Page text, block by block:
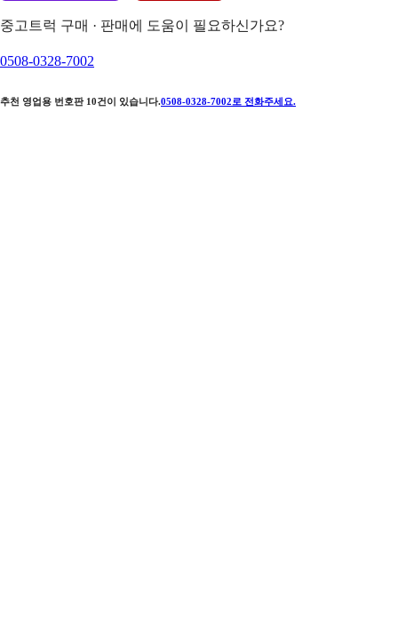
중고트럭 구매 · 판매에 도움이 필요하신가요?
0508-0328-7002
추천 영업용 번호판 10건이 있습니다.0508-0328-7002 로 전화주세요.